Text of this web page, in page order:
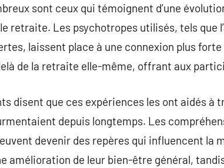
sont ceux qui témoignent d’une
retraite. Les psychotropes utilisés, tels que
laissent place à une connexion plus
de la retraite elle-même, offrant aux
disent que ces expériences les ont aidés à
depuis longtemps. Les
devenir des repères qui influencent la
amélioration de leur bien-être général,